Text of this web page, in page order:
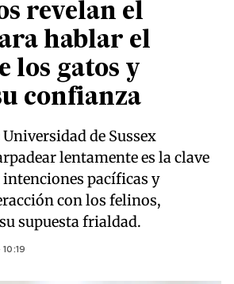
revelan el
hablar el
los gatos y
confianza
de Sussex
lentamente es la clave
pacíficas y
con los felinos,
supuesta frialdad.